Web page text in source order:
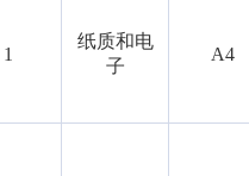
1
纸质和电
子
A4